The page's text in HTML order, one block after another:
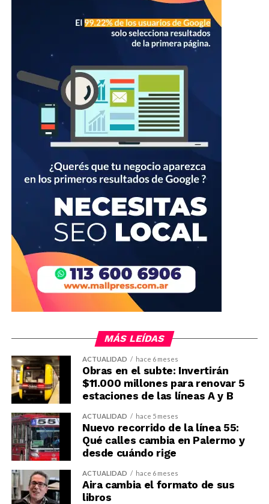
MÁS LEÍDAS
ACTUALIDAD hace 6 meses
Obras en el subte: Invertirán
$11.000 millones para renovar 5
estaciones de las líneas A y B
ACTUALIDAD hace 5 meses
Nuevo recorrido de la línea 55:
Qué calles cambia en Palermo y
desde cuándo rige
ACTUALIDAD hace 6 meses
Aira cambia el formato de sus
libros